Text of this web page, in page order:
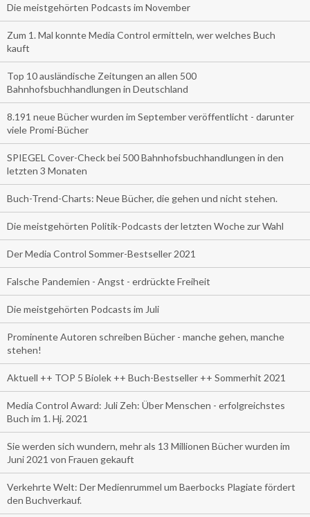
Die meistgehörten Podcasts im November
Zum 1. Mal konnte Media Control ermitteln, wer welches Buch
kauft
Top 10 ausländische Zeitungen an allen 500
Bahnhofsbuchhandlungen in Deutschland
8.191 neue Bücher wurden im September veröffentlicht - darunter
viele Promi-Bücher
SPIEGEL Cover-Check bei 500 Bahnhofsbuchhandlungen in den
letzten 3 Monaten
Buch-Trend-Charts: Neue Bücher, die gehen und nicht stehen.
Die meistgehörten Politik-Podcasts der letzten Woche zur Wahl
Der Media Control Sommer-Bestseller 2021
Falsche Pandemien - Angst - erdrückte Freiheit
Die meistgehörten Podcasts im Juli
Prominente Autoren schreiben Bücher - manche gehen, manche
stehen!
Aktuell ++ TOP 5 Biolek ++ Buch-Bestseller ++ Sommerhit 2021
Media Control Award: Juli Zeh: Über Menschen - erfolgreichstes
Buch im 1. Hj. 2021
Sie werden sich wundern, mehr als 13 Millionen Bücher wurden im
Juni 2021 von Frauen gekauft
Verkehrte Welt: Der Medienrummel um Baerbocks Plagiate fördert
den Buchverkauf.